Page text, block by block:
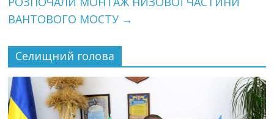
ВАНТОВОГО МОСТУ →
Селищний голова